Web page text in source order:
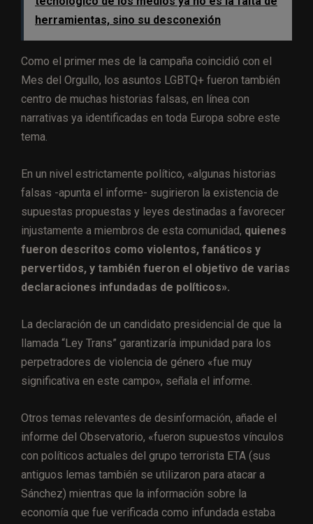
herramientas, sino su desconexión
Como el primer mes de la campaña coincidió con el
Mes del Orgullo, los asuntos LGBTQ+ fueron también
centro de muchas historias falsas, en línea con
narrativas ya identificadas en toda Europa sobre este
tema.
En un nivel estrictamente político, «algunas historias
falsas -apunta el informe- sugirieron la existencia de
supuestas propuestas y leyes destinadas a favorecer
injustamente a miembros de esta comunidad, quienes
fueron descritos como violentos, fanáticos y
pervertidos, y también fueron el objetivo de varias
declaraciones infundadas de políticos».
La declaración de un candidato presidencial de que la
llamada “Ley Trans” garantizaría impunidad para los
perpetradores de violencia de género «fue muy
significativa en este campo», señala el informe.
Otros temas relevantes de desinformación, añade el
informe del Observatorio, «fueron supuestos vínculos
con políticos actuales del grupo terrorista ETA (sus
antiguos lemas también se utilizaron para atacar a
Sánchez) mientras que la información sobre la
economía que fue verificada como infundada estaba